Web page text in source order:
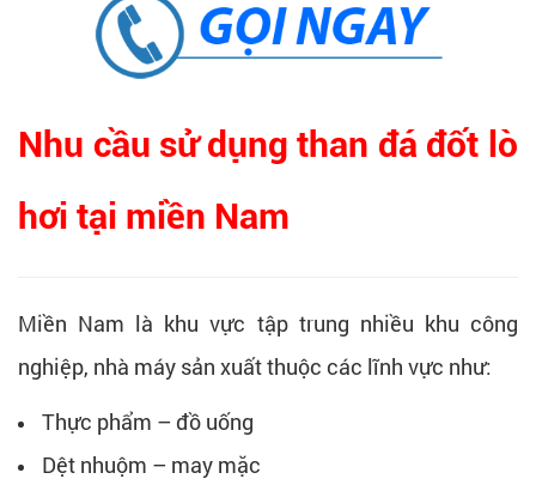
Nhu cầu sử dụng than đá đốt lò
hơi tại miền Nam
Miền Nam là khu vực tập trung nhiều khu công
nghiệp, nhà máy sản xuất thuộc các lĩnh vực như:
Thực phẩm – đồ uống
Dệt nhuộm – may mặc